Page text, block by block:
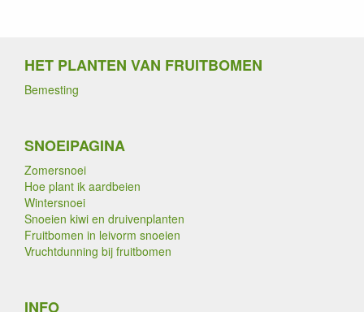
HET PLANTEN VAN FRUITBOMEN
Bemesting
SNOEIPAGINA
Zomersnoei
Hoe plant ik aardbeien
Wintersnoei
Snoeien kiwi en druivenplanten
Fruitbomen in leivorm snoeien
Vruchtdunning bij fruitbomen
INFO